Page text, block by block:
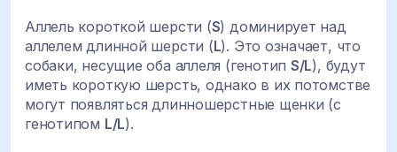
Аллель короткой шерсти (S) доминирует над
аллелем длинной шерсти (L). Это означает, что
собаки, несущие оба аллеля (генотип S/L), будут
иметь короткую шерсть, однако в их потомстве
могут появляться длинношерстные щенки (с
генотипом L/L).